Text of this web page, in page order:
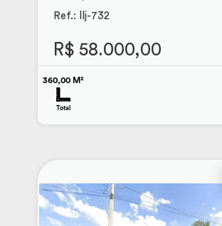
Ref.: llj-732
R$ 58.000,00
360,00 M²
Total